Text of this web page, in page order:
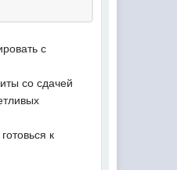
с
со сдачей
к